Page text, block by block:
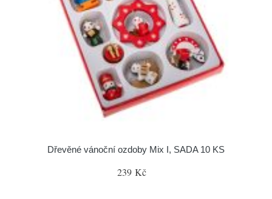
Dřevěné vánoční ozdoby Mix I, SADA 10 KS
239 Kč